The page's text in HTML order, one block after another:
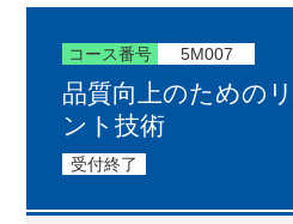
コース番号 5M007
品質向上のための
ント技術
受付終了